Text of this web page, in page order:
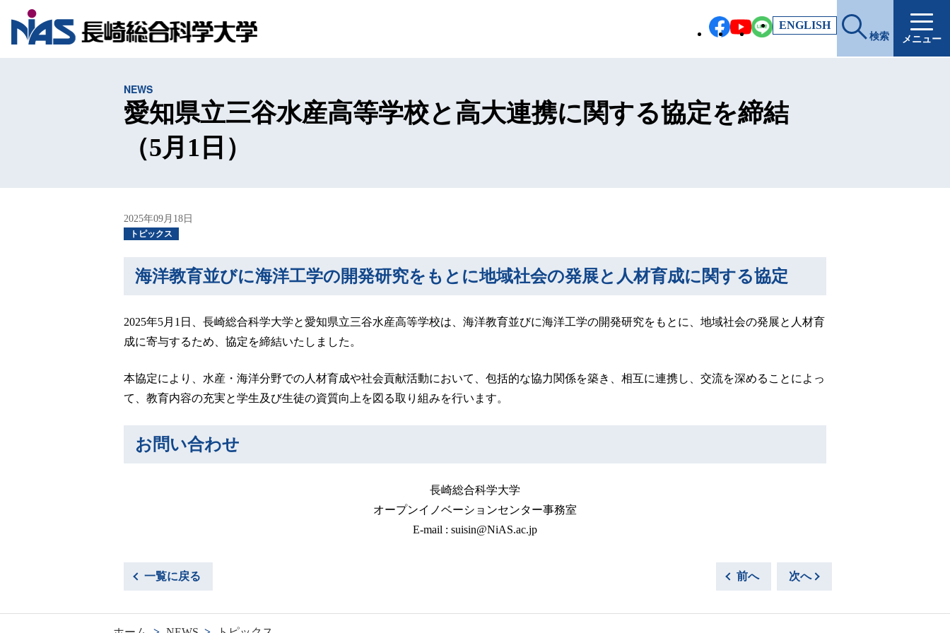
ENGLISH
検索 メニュー
NEWS
愛知県立三谷水産高等学校と高大連携に関する協定を締結
（5月1日）
2025年09月18日
トピックス
海洋教育並びに海洋工学の開発研究をもとに地域社会の発展と人材育成に関する協定
2025年5月1日、長崎総合科学大学と愛知県立三谷水産高等学校は、海洋教育並びに海洋工学の開発研究をもとに、地域社会の発展と人材育
成に寄与するため、協定を締結いたしました。
本協定により、水産・海洋分野での人材育成や社会貢献活動において、包括的な協力関係を築き、相互に連携し、交流を深めることによっ
て、教育内容の充実と学生及び生徒の資質向上を図る取り組みを行います。
お問い合わせ
長崎総合科学大学
オープンイノベーションセンター事務室
E-mail : suisin@NiAS.ac.jp
前へ 次へ
一覧に戻る